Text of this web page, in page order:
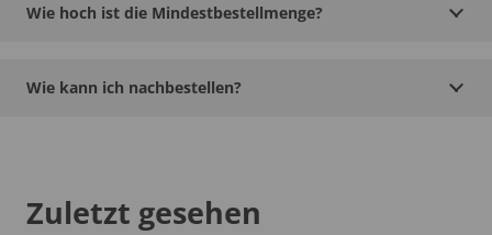
Wie hoch ist die Mindestbestellmenge?
Wie kann ich nachbestellen?
Zuletzt gesehen